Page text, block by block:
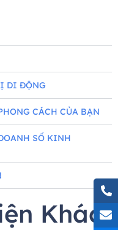
DI ĐỘNG
CÁCH CỦA BẠN
SỐ KINH
Khác